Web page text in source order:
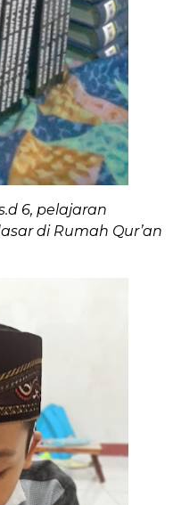
6, pelajaran
di Rumah Qur’an